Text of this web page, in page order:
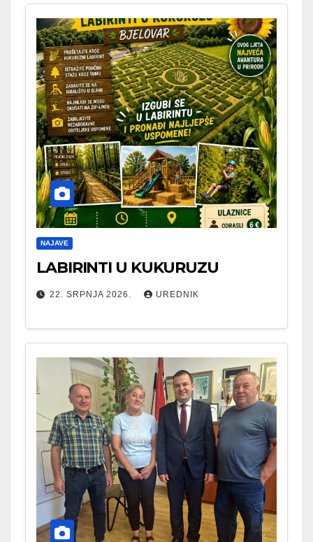
NAJAVE
LABIRINTI U KUKURUZU
22. SRPNJA 2026. UREDNIK